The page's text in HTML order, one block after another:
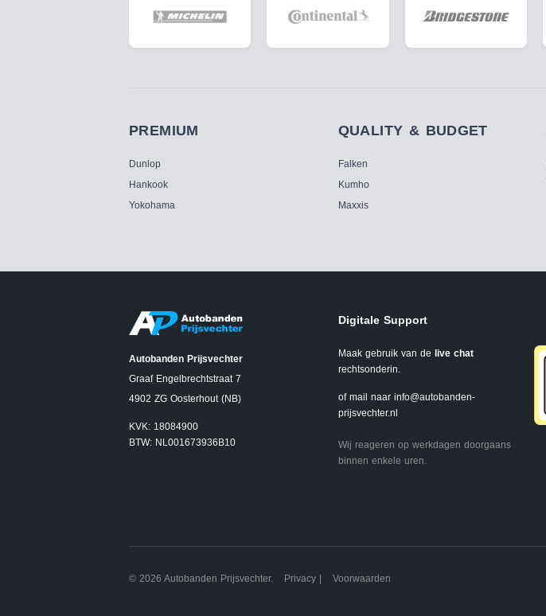
PREMIUM
Dunlop
Hankook
Yokohama
QUALITY & BUDGET
Falken
Kumho
Maxxis
Autobanden Prijsvechter
Graaf Engelbrechtstraat 7
4902 ZG Oosterhout (NB)
KVK: 18084900
BTW: NL001673936B10
Digitale Support
Maak gebruik van de live chat
rechtsonderin.
of mail naar info@autobanden-
prijsvechter.nl
Wij reageren op werkdagen doorgaans
binnen enkele uren.
© 2026 Autobanden Prijsvechter. Privacy Voorwaarden